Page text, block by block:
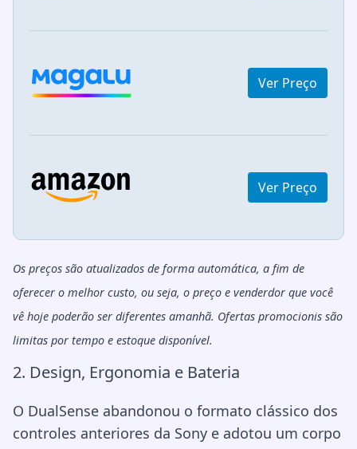
Ver Preço
Ver Preço
Os preços são atualizados de forma automática, a fim de
oferecer o melhor custo, ou seja, o preço e venderdor que você
vê hoje poderão ser diferentes amanhã. Ofertas promocionis são
limitas por tempo e estoque disponível.
2. Design, Ergonomia e Bateria
O DualSense abandonou o formato clássico dos
controles anteriores da Sony e adotou um corpo